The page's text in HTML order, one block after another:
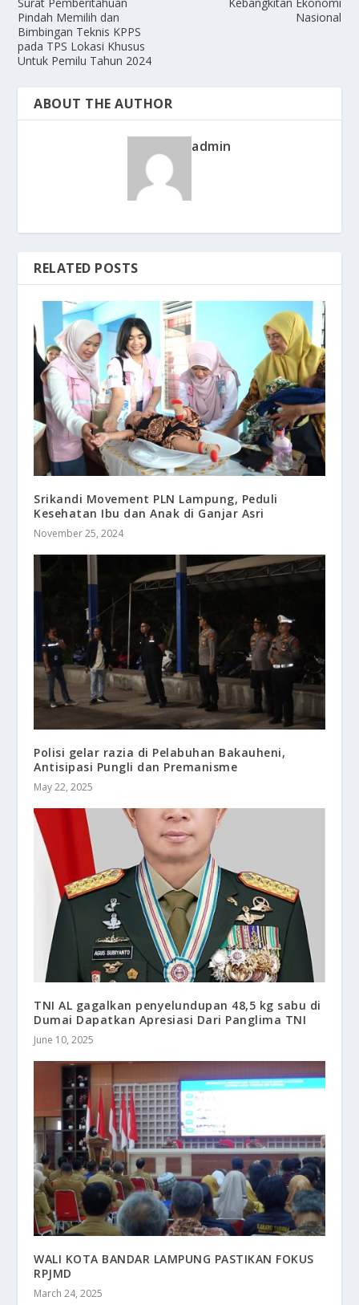
Pindah Memilih dan
Bimbingan Teknis KPPS
pada TPS Lokasi Khusus
Untuk Pemilu Tahun 2024
Nasional
ABOUT THE AUTHOR
admin
RELATED POSTS
Srikandi Movement PLN Lampung, Peduli
Kesehatan Ibu dan Anak di Ganjar Asri
November 25, 2024
Polisi gelar razia di Pelabuhan Bakauheni,
Antisipasi Pungli dan Premanisme
May 22, 2025
TNI AL gagalkan penyelundupan 48,5 kg sabu di
Dumai Dapatkan Apresiasi Dari Panglima TNI
June 10, 2025
WALI KOTA BANDAR LAMPUNG PASTIKAN FOKUS
RPJMD
March 24, 2025